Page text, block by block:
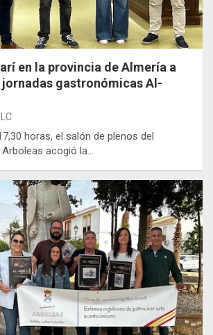
en la provincia de Almería a
jornadas gastronómicas Al-
LC
horas, el salón de plenos del
acogió la…